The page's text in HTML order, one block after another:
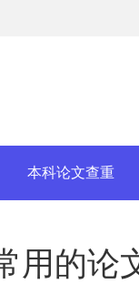
本科论文查重
用的论